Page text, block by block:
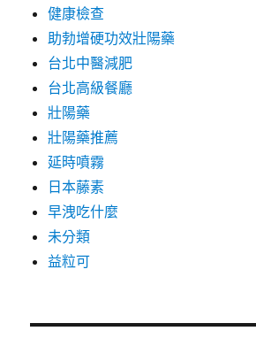
健康檢查
助勃增硬功效壯陽藥
台北中醫減肥
台北高級餐廳
壯陽藥
壯陽藥推薦
延時噴霧
日本藤素
早洩吃什麼
未分類
益粒可